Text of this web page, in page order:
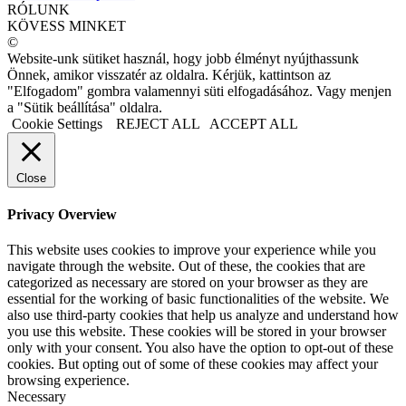
RÓLUNK
KÖVESS MINKET
©
Website-unk sütiket használ, hogy jobb élményt nyújthassunk
Önnek, amikor visszatér az oldalra. Kérjük, kattintson az
"Elfogadom" gombra valamennyi süti elfogadásához. Vagy menjen
a "Sütik beállítása" oldalra.
Cookie Settings
REJECT ALL ACCEPT ALL
Close
Privacy Overview
This website uses cookies to improve your experience while you
navigate through the website. Out of these, the cookies that are
categorized as necessary are stored on your browser as they are
essential for the working of basic functionalities of the website. We
also use third-party cookies that help us analyze and understand how
you use this website. These cookies will be stored in your browser
only with your consent. You also have the option to opt-out of these
cookies. But opting out of some of these cookies may affect your
browsing experience.
Necessary